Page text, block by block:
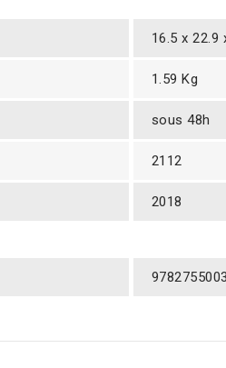
16.5 x 22.9
1.59 Kg
sous 48h
2112
2018